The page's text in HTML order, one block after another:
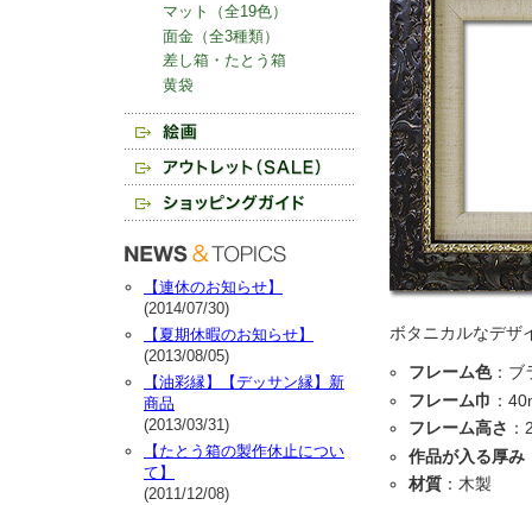
ボタニカルなデザ
フレーム色：ブ
フレーム巾 ：
フレーム高さ
作品が入る厚み
材質 ：木製
マット（全19色）
面金（全3種類）
差し箱・たとう箱
黄袋
【連休のお知らせ】
(2014/07/30)
【夏期休暇のお知らせ】
(2013/08/05)
【油彩縁】【デッサン縁】新
商品
(2013/03/31)
【たとう箱の製作休止につい
て】
(2011/12/08)